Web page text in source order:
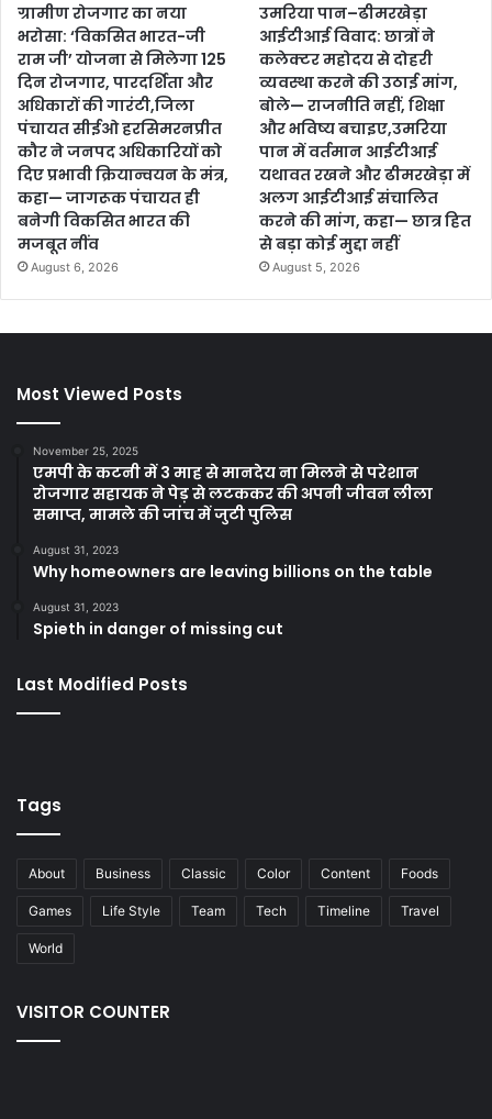
ग्रामीण रोजगार का नया
भरोसा: ‘विकसित भारत-जी
राम जी’ योजना से मिलेगा 125
दिन रोजगार, पारदर्शिता और
अधिकारों की गारंटी,जिला
पंचायत सीईओ हरसिमरनप्रीत
कौर ने जनपद अधिकारियों को
दिए प्रभावी क्रियान्वयन के मंत्र,
कहा— जागरूक पंचायत ही
बनेगी विकसित भारत की
मजबूत नींव
August 6, 2026
उमरिया पान–ढीमरखेड़ा
आईटीआई विवाद: छात्रों ने
कलेक्टर महोदय से दोहरी
व्यवस्था करने की उठाई मांग,
बोले— राजनीति नहीं, शिक्षा
और भविष्य बचाइए,उमरिया
पान में वर्तमान आईटीआई
यथावत रखने और ढीमरखेड़ा में
अलग आईटीआई संचालित
करने की मांग, कहा— छात्र हित
से बड़ा कोई मुद्दा नहीं
August 5, 2026
Most Viewed Posts
November 25, 2025
एमपी के कटनी में 3 माह से मानदेय ना मिलने से परेशान
रोजगार सहायक ने पेड़ से लटककर की अपनी जीवन लीला
समाप्त, मामले की जांच में जुटी पुलिस
August 31, 2023
Why homeowners are leaving billions on the table
August 31, 2023
Spieth in danger of missing cut
Last Modified Posts
Tags
About Business Classic Color Content Foods
Games Life Style Team Tech Timeline Travel
World
VISITOR COUNTER